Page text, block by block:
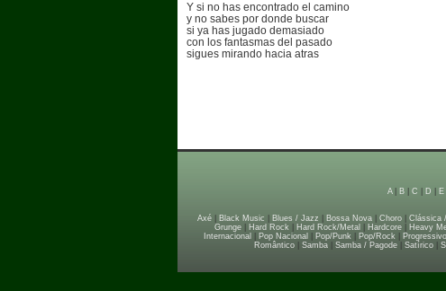
Y si no has encontrado el camino
y no sabes por donde buscar
si ya has jugado demasiado
con los fantasmas del pasado
sigues mirando hacia atras
A| B| C D E|
Axé
Black Music Blues / Jazz Bossa Nova Choro Clássica
Grunge| Hard Rock| Hard Rock/Metal Hardcore| Heavy
Internacional
Pop Nacional Pop/Punk| Pop/Rock| Progressivo
Romântico| Samba| Samba / Pagode| Satírico|